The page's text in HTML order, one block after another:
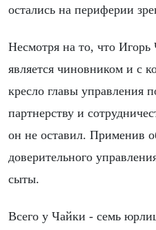
остались на периферии
Несмотря на то, что Игорь
является чиновником и с
кресло главы управления
партнерству и
он не оставил. Применив
доверительного
сыты.
Всего у Чайки - семь